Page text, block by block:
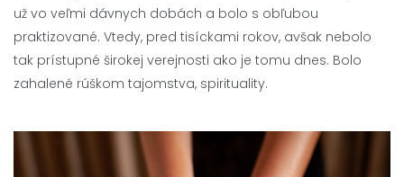
už vo veľmi dávnych dobách a bolo s obľubou
praktizované. Vtedy, pred tisíckami rokov, avšak nebolo
tak prístupné širokej verejnosti ako je tomu dnes. Bolo
zahalené rúškom tajomstva, spirituality.